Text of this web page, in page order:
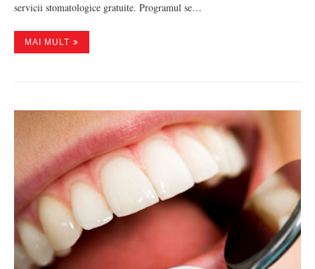
servicii stomatologice gratuite. Programul se…
MAI MULT